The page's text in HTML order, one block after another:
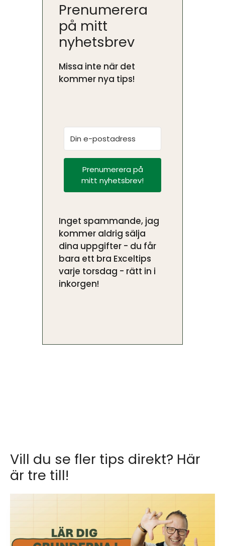
Prenumerera
på mitt
nyhetsbrev
Missa inte när det
kommer nya tips!
Prenumerera på
mitt nyhetsbrev!
Inget spammande, jag
kommer aldrig sälja
dina uppgifter - du får
bara ett bra Exceltips
varje torsdag - rätt in i
inkorgen!
Vill du se fler tips direkt? Här
är tre till!